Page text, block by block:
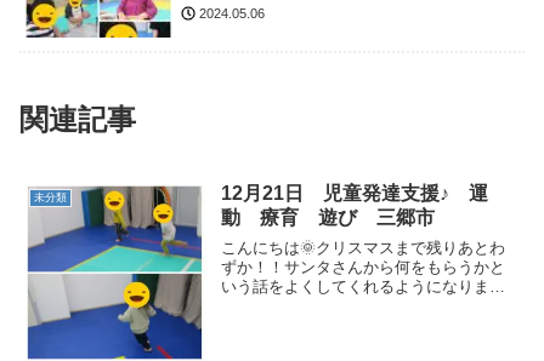
2024.05.06
関連記事
未分類
12月21日 児童発達支援♪ 運
動 療育 遊び 三郷市
こんにちは🌞クリスマスまで残りあとわ
ずか！！サンタさんから何をもらうかと
いう話をよくしてくれるようになりまし